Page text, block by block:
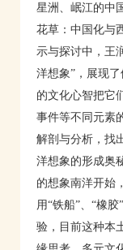
星洲、岷江的中
花草：中国化与
示与探讨中，王
洋想象”，展现
的文化心智把它
事件等不同元素
解剖与分析，找
洋想象的形成奥
的想象南洋开始
用“铁船”、“橡
验，目前这种本